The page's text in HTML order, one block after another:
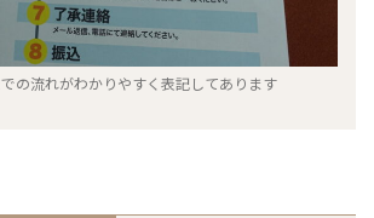
の流れがわかりやすく表記してあります